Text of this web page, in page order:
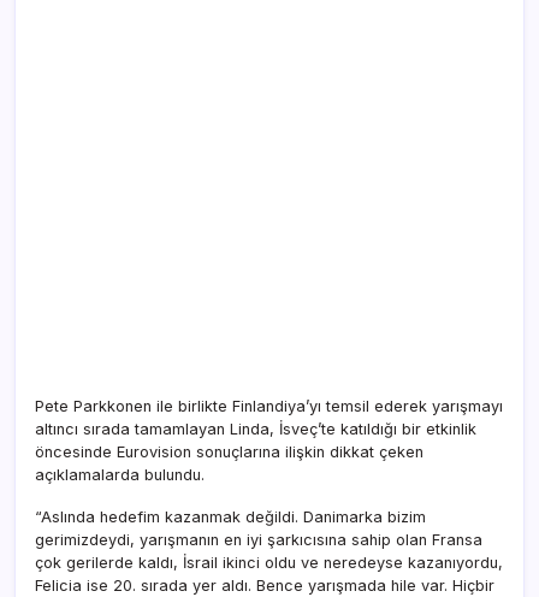
Pete Parkkonen ile birlikte Finlandiya’yı temsil ederek yarışmayı
altıncı sırada tamamlayan Linda, İsveç’te katıldığı bir etkinlik
öncesinde Eurovision sonuçlarına ilişkin dikkat çeken
açıklamalarda bulundu.
“Aslında hedefim kazanmak değildi. Danimarka bizim
gerimizdeydi, yarışmanın en iyi şarkıcısına sahip olan Fransa
çok gerilerde kaldı, İsrail ikinci oldu ve neredeyse kazanıyordu,
Felicia ise 20. sırada yer aldı. Bence yarışmada hile var. Hiçbir